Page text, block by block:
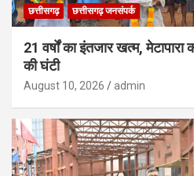
छत्तीसगढ़ छत्तीसगढ़ जनसंपर्क
21 वर्षों का इंतजार खत्म,
की घंटी
August 10, 2026 admin